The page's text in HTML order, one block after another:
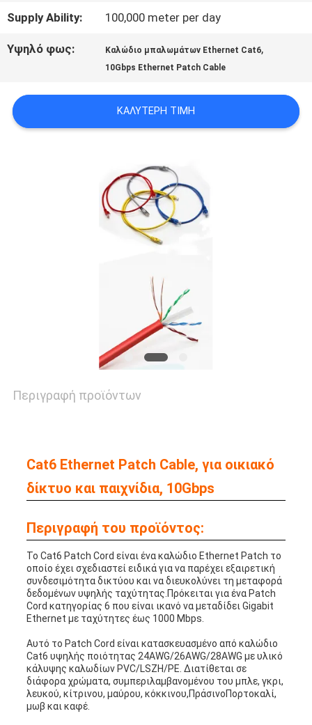
ΣΕ
ΕΠΑΦΉ
ΕΙΔΉΣΕΙΣ
ΠΕΡΙΠΤΏΣΕΙΣ
Supply Ability: 100,000 meter per day
Υψηλό φως: Καλώδιο μπαλωμάτων Ethernet Cat6,
10Gbps Ethernet Patch Cable
ΚΑΛΎΤΕΡΗ ΤΙΜΉ
Περιγραφή προϊόντων
Cat6 Ethernet Patch Cable, για οικιακό
δίκτυο και παιχνίδια, 10Gbps
Περιγραφή του προϊόντος:
Το Cat6 Patch Cord είναι ένα καλώδιο Ethernet Patch το
οποίο έχει σχεδιαστεί ειδικά για να παρέχει εξαιρετική
συνδεσιμότητα δικτύου και να διευκολύνει τη μεταφορά
δεδομένων υψηλής ταχύτητας.Πρόκειται για ένα Patch
Cord κατηγορίας 6 που είναι ικανό να μεταδίδει Gigabit
Ethernet με ταχύτητες έως 1000 Mbps.
Αυτό το Patch Cord είναι κατασκευασμένο από καλώδιο
Cat6 υψηλής ποιότητας 24AWG/26AWG/28AWG με υλικό
κάλυψης καλωδίων PVC/LSZH/PE. Διατίθεται σε
διάφορα χρώματα, συμπεριλαμβανομένου του μπλε, γκρι,
λευκού, κίτρινου, μαύρου, κόκκινου,ΠράσινοΠορτοκαλί,
μωβ και καφέ.